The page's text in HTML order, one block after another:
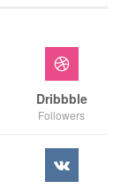
Dribbble
Followers